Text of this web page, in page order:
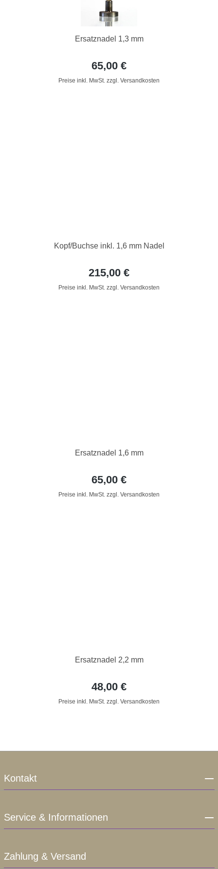
Ersatznadel 1,3 mm
65,00 €
Preise inkl. MwSt. zzgl. Versandkosten
Kopf/Buchse inkl. 1,6 mm Nadel
215,00 €
Preise inkl. MwSt. zzgl. Versandkosten
Ersatznadel 1,6 mm
65,00 €
Preise inkl. MwSt. zzgl. Versandkosten
Ersatznadel 2,2 mm
48,00 €
Preise inkl. MwSt. zzgl. Versandkosten
Kontakt
Service & Informationen
Zahlung & Versand